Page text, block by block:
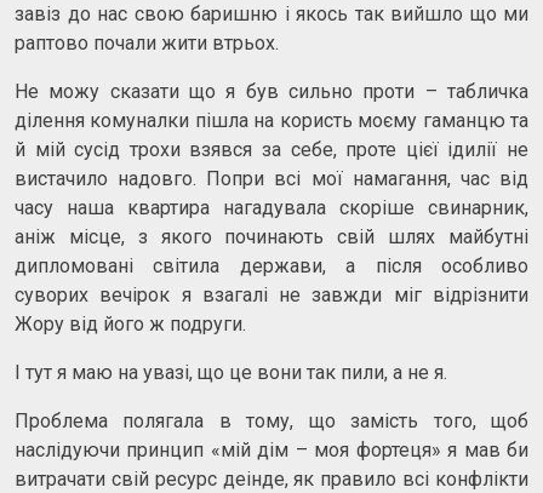
завіз до нас свою баришню і якось так вийшло що ми
раптово почали жити втрьох.
Не можу сказати що я був сильно проти – табличка
ділення комуналки пішла на користь моєму гаманцю та
й мій сусід трохи взявся за себе, проте цієї ідилії не
вистачило надовго. Попри всі мої намагання, час від
часу наша квартира нагадувала скоріше свинарник,
аніж місце, з якого починають свій шлях майбутні
дипломовані світила держави, а після особливо
суворих вечірок я взагалі не завжди міг відрізнити
Жору від його ж подруги.
І тут я маю на увазі, що це вони так пили, а не я.
Проблема полягала в тому, що замість того, щоб
наслідуючи принцип «мій дім – моя фортеця» я мав би
витрачати свій ресурс деінде, як правило всі конфлікти